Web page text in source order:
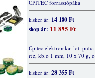
OPITEC forrasztópáka
kisker ár: 14 180 Ft
shop ár: 11 895 Ft
Opitec elektronikai lot, puha
réz, kb.ø 1 mm, 10 x 70 g,
kisker ár: 28 355 Ft